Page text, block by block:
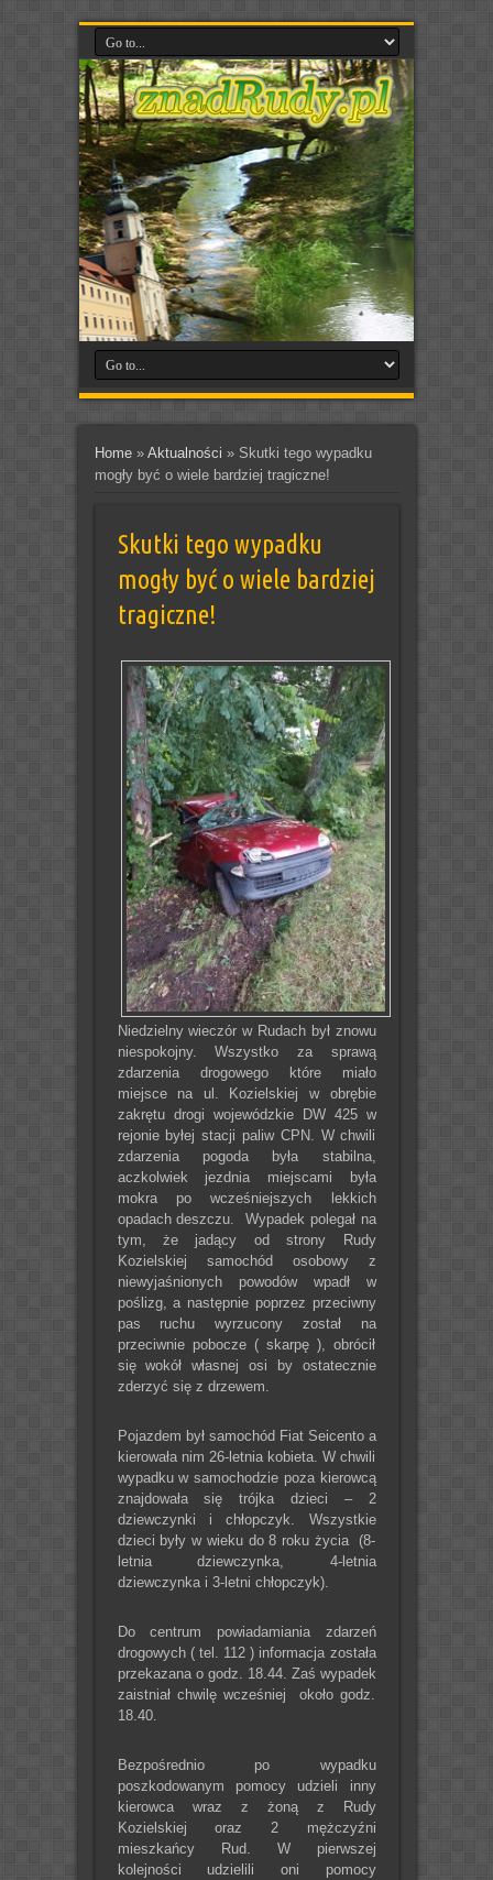
Home» Aktualności » Skutki tego wypadku
mogły być o wiele bardziej tragiczne!
Skutki tego wypadku
mogły być o wiele bardziej
tragiczne!
Niedzielny wieczór w Rudach był znowu
niespokojny. Wszystko za sprawą
zdarzenia drogowego które miało
miejsce na ul. Kozielskiej w obrębie
zakrętu drogi wojewódzkie DW 425 w
rejonie byłej stacji paliw CPN. W chwili
zdarzenia pogoda była stabilna,
aczkolwiek jezdnia miejscami była
mokra po wcześniejszych lekkich
opadach deszczu. Wypadek polegał na
tym, że jadący od strony Rudy
Kozielskiej samochód osobowy z
niewyjaśnionych powodów wpadł w
poślizg, a następnie poprzez przeciwny
pas ruchu wyrzucony został na
przeciwnie pobocze ( skarpę ), obrócił
się wokół własnej osi by ostatecznie
zderzyć się z drzewem.
Pojazdem był samochód Fiat Seicento a
kierowała nim 26-letnia kobieta. W chwili
wypadku w samochodzie poza kierowcą
znajdowała się trójka dzieci – 2
dziewczynki i chłopczyk. Wszystkie
dzieci były w wieku do 8 roku życia (8-
letnia dziewczynka, 4-letnia
dziewczynka i 3-letni chłopczyk).
Do centrum powiadamiania zdarzeń
drogowych ( tel. 112 ) informacja została
przekazana o godz. 18.44. Zaś wypadek
zaistniał chwilę wcześniej około godz.
18.40.
Bezpośrednio po wypadku
poszkodowanym pomocy udzieli inny
kierowca wraz z żoną z Rudy
Kozielskiej oraz 2 mężczyźni
mieszkańcy Rud. W pierwszej
kolejności udzielili oni pomocy